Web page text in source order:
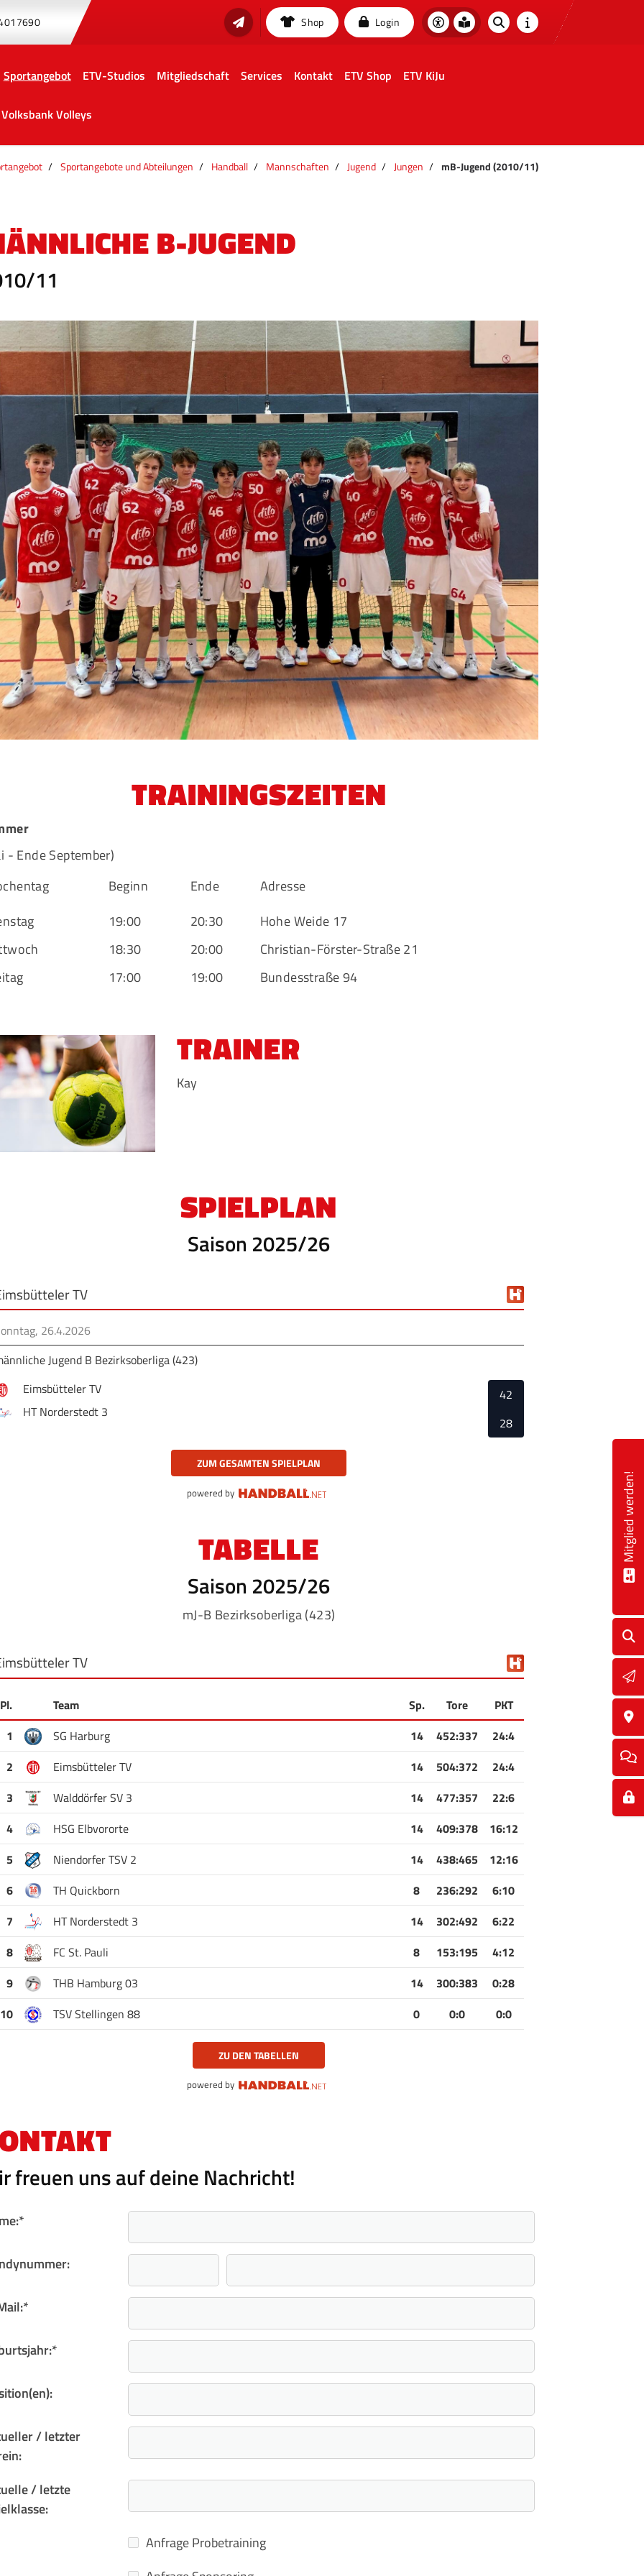
Shop Login
Sportangebot ETV-Studios Mitgliedschaft Services Kontakt ETV Shop ETV KiJu
Volleys
Sportangebote und Abteilungen Handball Mannschaften Jugend Jungen mB-Jugend (2010/11)
B-JUGEND
11
TRAININGSZEITEN
- Ende September)
Beginn Ende
Adresse
19:00 20:30
Hohe Weide 17
18:30 20:00
Christian-Förster-Straße 21
17:00 19:00 Bundesstraße 94
TRAINER
Kay
SPIELPLAN
Saison 2025/26
TV
26.4.2026
Jugend B Bezirksoberliga (423)
Eimsbütteler TV
HT Norderstedt 3
42
28
ZUM GESAMTEN SPIELPLAN
powered by
TABELLE
Saison 2025/26
mJ-B Bezirksoberliga (423)
TV
Pl. Team Sp. Tore
PKT
1
SG Harburg 14 452:337
24:4
2
Eimsbütteler TV 14 504:372
24:4
3
Walddörfer SV 3 14 477:357
22:6
4
HSG Elbvororte 14 409:378
16:12
5
Niendorfer TSV 2 14 438:465
12:16
6
TH Quickborn 8 236:292
6:10
7
HT Norderstedt 3 14 302:492
6:22
8
FC St. Pauli 8 153:195
4:12
9
THB Hamburg 03 14 300:383
0:28
10
TSV Stellingen 88 0 0:0 0:0
ZU DEN TABELLEN
powered by
freuen uns auf deine Nachricht!
*
*
*
/ letzter
/ letzte
Anfrage Probetraining
Mitglied werden!
Mitglieder-Service
Alles zur Mitgliedschaft
Downloads
Termine
Geschäftsstelle
Eimsbütteler Turnverband e. V.
Bundesstr. 96
20144 Hamburg
info@etv-hamburg.de